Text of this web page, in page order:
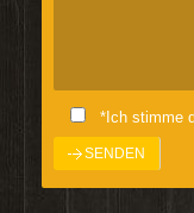
*Ich stimme